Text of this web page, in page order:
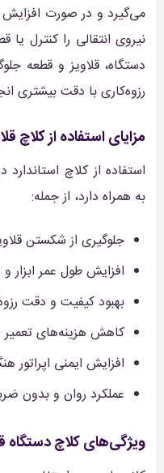
می‌گیرد و در صورت افزایش
نیروی انتقالی را کنترل
دستگاه، قلاویز و قطعه
رزوه‌کاری با دقت بیشتری
مزایای استفاده از کلاچ
استفاده از کلاچ
به همراه دارد، از جمله:
جلوگیری از شکستن
افزایش طول عمر ابزار
بهبود کیفیت و دقت
کاهش هزینه‌های تعمیر
افزایش ایمنی اپراتور
عملکرد روان و بدون
ویژگی‌های کلاچ دستگاه